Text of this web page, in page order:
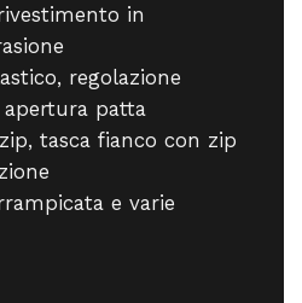
in
regolazione
patta
tasca fianco con zip
e varie